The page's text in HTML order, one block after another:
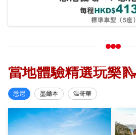
當地體驗精選玩樂🛝
悉尼 墨爾本 温哥華